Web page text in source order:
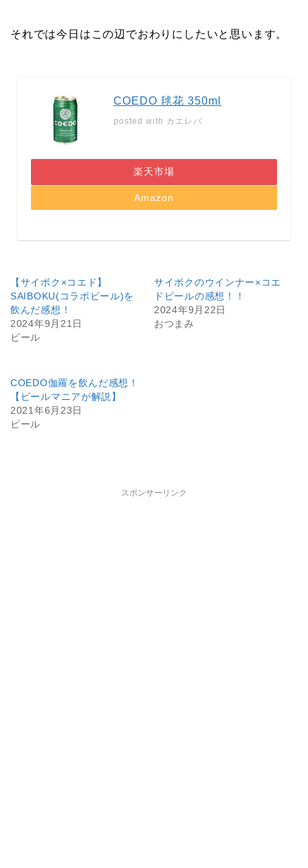
それでは今日はこの辺でおわりにしたいと思います。
COEDO 毬花 350ml
posted with カエレバ
楽天市場
Amazon
【サイボク×コエド】
SAIBOKU(コラボビール)を
飲んだ感想！
2024年9月21日
ビール
サイボクのウインナー×コエ
ドビールの感想！！
2024年9月22日
おつまみ
COEDO伽羅を飲んだ感想！
【ビールマニアが解説】
2021年6月23日
ビール
スポンサーリンク